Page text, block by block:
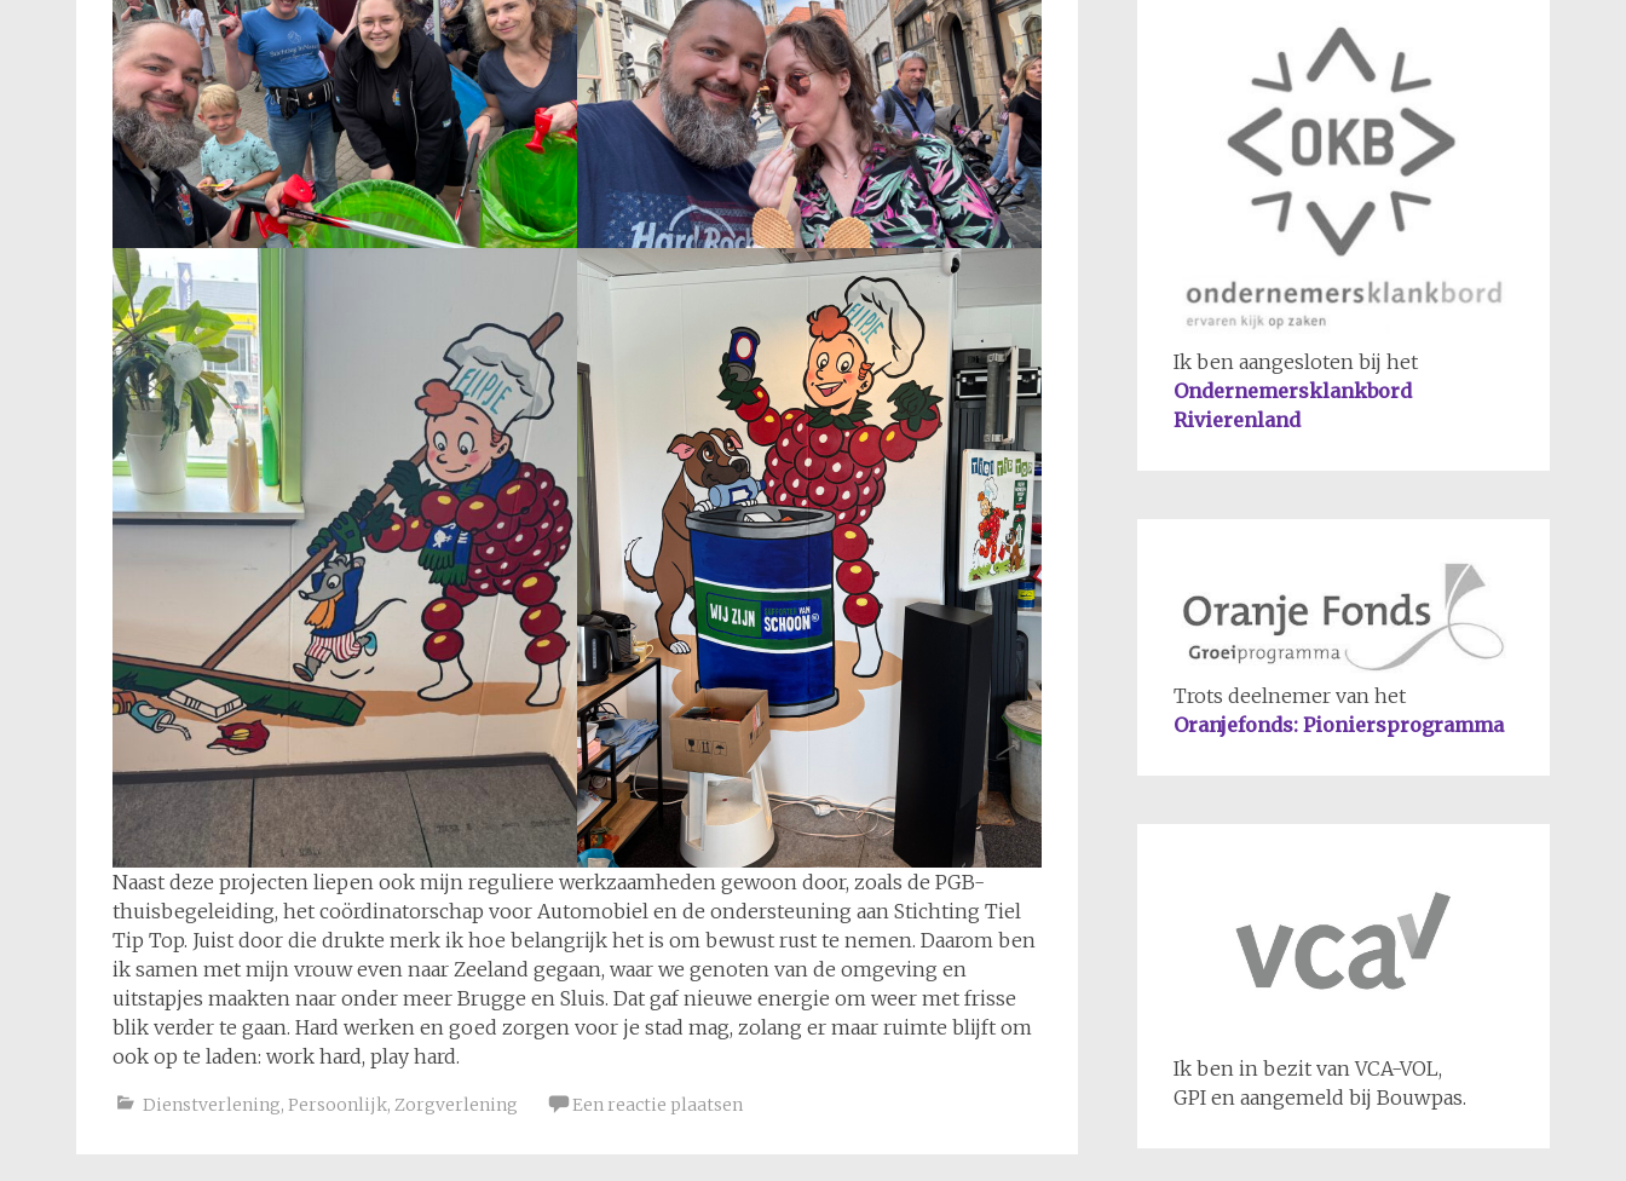
Naast deze projecten liepen ook mijn reguliere werkzaamheden gewoon door, zoals de PGB-
thuisbegeleiding, het coördinatorschap voor Automobiel en de ondersteuning aan Stichting Tiel
Tip Top. Juist door die drukte merk ik hoe belangrijk het is om bewust rust te nemen. Daarom ben
ik samen met mijn vrouw even naar Zeeland gegaan, waar we genoten van de omgeving en
uitstapjes maakten naar onder meer Brugge en Sluis. Dat gaf nieuwe energie om weer met frisse
blik verder te gaan. Hard werken en goed zorgen voor je stad mag, zolang er maar ruimte blijft om
ook op te laden: work hard, play hard.
Dienstverlening, Persoonlijk, Zorgverlening Een reactie plaatsen
Ik ben aangesloten bij het
Ondernemersklankbord
Rivierenland
Trots deelnemer van het
Oranjefonds: Pioniersprogramma
Ik ben in bezit van VCA-VOL,
GPI en aangemeld bij Bouwpas.